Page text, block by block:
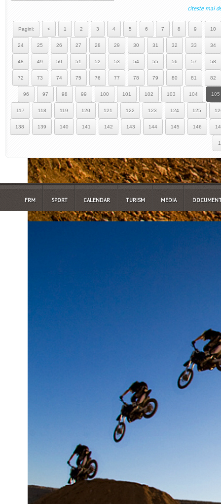
citeste mai
Pagini: < 1 2 3 4 5 6 7 8 9 10
24 25 26 27 28 29 30 31 32 33 34
48 49 50 51 52 53 54 55 56 57 58
72 73 74 75 76 77 78 79 80 81 82
96 97 98 99 100 101 102 103 104 105
117 118 119 120 121 122 123 124 125
138 139 140 141 142 143 144 145 146
FRM SPORT CALENDAR TURISM MEDIA